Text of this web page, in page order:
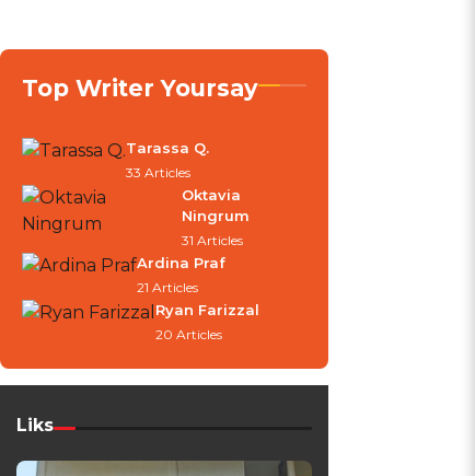
Top Writer Yoursay
Tarassa Q.
33 Articles
Oktavia
Ningrum
31 Articles
Ardina Praf
21 Articles
Ryan Farizzal
20 Articles
Liks